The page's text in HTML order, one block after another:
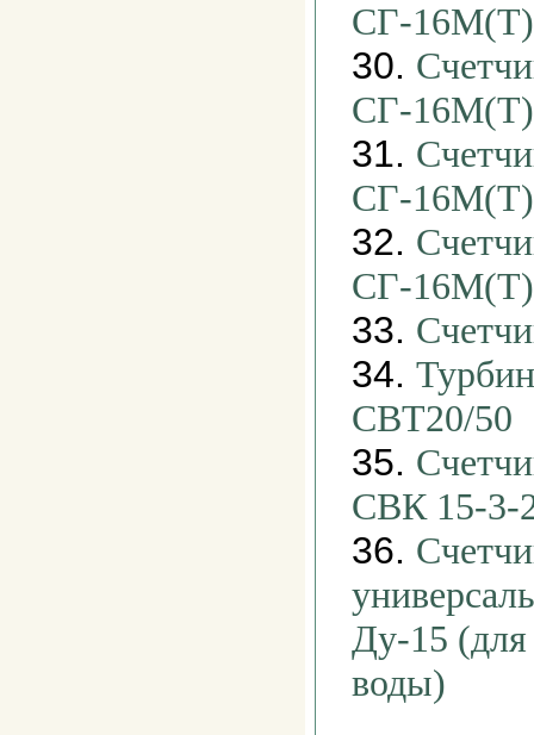
СГ-
30.
СГ-
31.
СГ-
32.
СГ-
33.
34.
СВТ20/50
35.
СВК 15-3-
36.
Ду-15 (для
воды)